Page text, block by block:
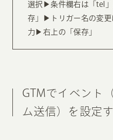
選択▶︎条件欄右は「tel
存」▶︎トリガー名の変更
力▶︎右上の「保存」
GTMでイベント
ム送信）を設定